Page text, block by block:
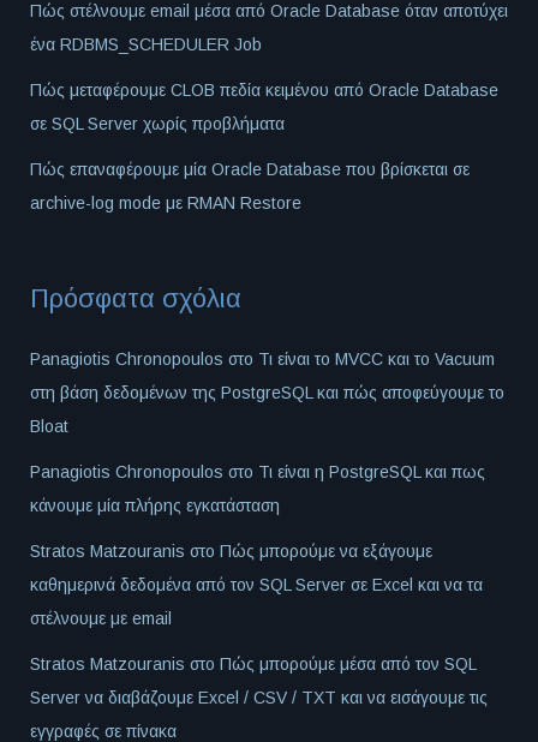
Πώς στέλνουμε email μέσα από Oracle Database όταν αποτύχει
ένα RDBMS_SCHEDULER Job
Πώς μεταφέρουμε CLOB πεδία κειμένου από Oracle Database
σε SQL Server χωρίς προβλήματα
Πώς επαναφέρουμε μία Oracle Database που βρίσκεται σε
archive-log mode με RMAN Restore
Πρόσφατα σχόλια
Panagiotis Chronopoulos στο Τι είναι το MVCC και το Vacuum
στη βάση δεδομένων της PostgreSQL και πώς αποφεύγουμε το
Bloat
Panagiotis Chronopoulos στο Τι είναι η PostgreSQL και πως
κάνουμε μία πλήρης εγκατάσταση
Stratos Matzouranis στο Πώς μπορούμε να εξάγουμε
καθημερινά δεδομένα από τον SQL Server σε Excel και να τα
στέλνουμε με email
Stratos Matzouranis στο Πώς μπορούμε μέσα από τον SQL
Server να διαβάζουμε Excel / CSV / TXT και να εισάγουμε τις
εγγραφές σε πίνακα